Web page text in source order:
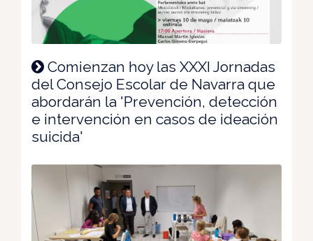
Comienzan hoy las XXXI Jornadas
del Consejo Escolar de Navarra que
abordarán la 'Prevención, detección
e intervención en casos de ideación
suicida'